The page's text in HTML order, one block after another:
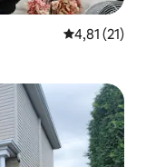
4,81 ud af 5
4,81 (21)